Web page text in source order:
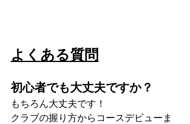
よくある質問
初心者でも大丈夫ですか？
もちろん大丈夫です！
クラブの握り方からコースデビューま